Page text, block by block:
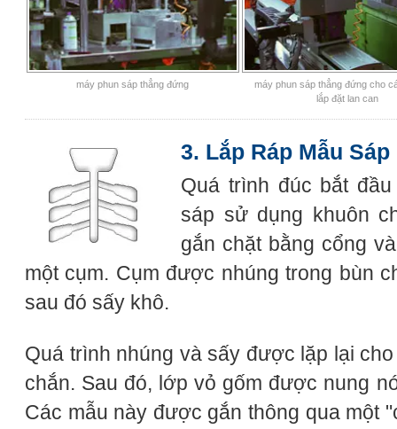
máy phun sáp thẳng đứng
máy phun sáp thẳng đứng cho
lắp đặt lan can
3. Lắp Ráp Mẫu Sáp
Quá trình đúc bắt
sáp sử dụng khuôn
gắn chặt bằng cổng
một cụm. Cụm được nhúng trong bùn
sau đó sấy khô.
Quá trình nhúng và sấy được lặp lại
chắn. Sau đó, lớp vỏ gốm được nung
Các mẫu này được gắn thông qua một